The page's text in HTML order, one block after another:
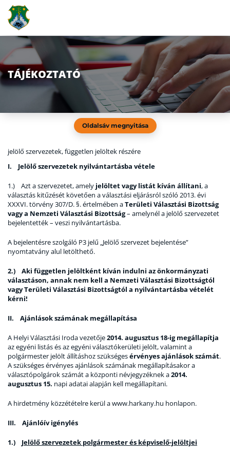
TÁJÉKOZTATÓ
Oldalsáv megnyitása
jelölő szervezetek, független jelöltek részére
I. Jelölő szervezetek nyilvántartásba vétele
1.) Azt a szervezetet, amely jelöltet vagy listát kíván állítani, a
választás kitűzését követően a választási eljárásról szóló 2013. évi
XXXVI. törvény 307/D. §. értelmében aTerületi Választási Bizottság
vagy a Nemzeti Választási Bizottság– amelynél a jelölő szervezetet
bejelentették – veszi nyilvántartásba.
A bejelentésre szolgáló P3 jelű „Jelölő szervezet bejelentése”
nyomtatvány alul letölthető.
2.) Aki független jelöltként kíván indulni az önkormányzati
választáson, annak nem kell a Nemzeti Választási Bizottságtól
vagy Területi Választási Bizottságtól a nyilvántartásba vételét
kérni!
II. Ajánlások számának megállapítása
A Helyi Választási Iroda vezetője2014. augusztus 18-ig megállapítja
az egyéni listás és az egyéni választókerületi jelölt, valamint a
polgármester jelölt állításhoz szükségesérvényes ajánlások számát.
A szükséges érvényes ajánlások számának megállapításakor a
választópolgárok számát a központi névjegyzéknek a2014.
augusztus 15. napi adatai alapján kell megállapítani.
A hirdetmény közzétételre kerül a www.harkany.hu honlapon.
III. Ajánlóív igénylés
1.) Jelölő szervezetek polgármester és képviselő-jelöltjei